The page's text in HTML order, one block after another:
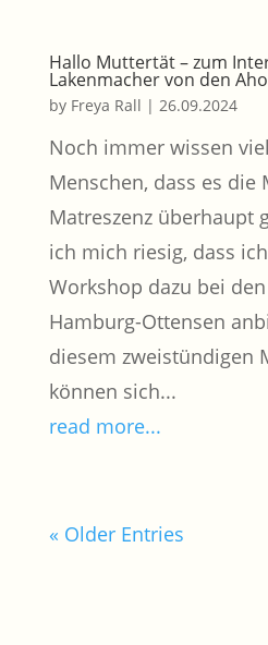
Hallo Muttertät – zum
Lakenmacher von den
by Freya Rall | 26.09.2024
Noch immer wissen
Menschen, dass es die
Matreszenz überhaupt
ich mich riesig, dass
Workshop dazu bei
Hamburg-Ottensen
diesem zweistündigen
können sich...
read more...
« Older Entries